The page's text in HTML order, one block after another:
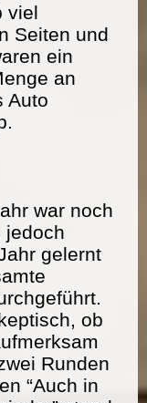
viel
Seiten und
ein
an
Auto
war noch
jedoch
gelernt
ob
Runden
“Auch in